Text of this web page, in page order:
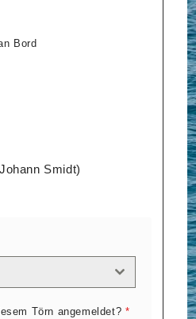
Bord
Smidt)
Törn angemeldet? *